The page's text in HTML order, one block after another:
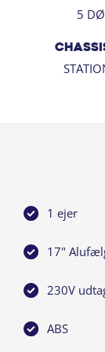
- Touch skærm
- 17" alufælge
- Svingbart
- Automatisk
- Digitalt cockpit
Bilen er ikke-
kontakt
fremvisning.
5
1 ejer
17"
230V
ABS